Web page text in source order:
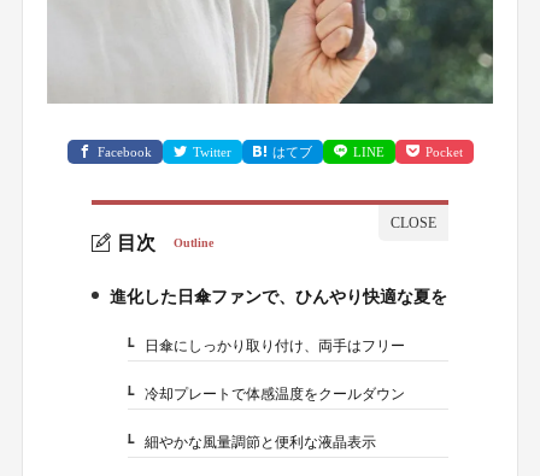
Facebook Twitter はてブ LINE Pocket
目次 Outline
1.
進化した日傘ファンで、ひんやり快適な夏を
1-1.日傘にしっかり取り付け、両手はフリー
1-2.冷却プレートで体感温度をクールダウン
1-3.細やかな風量調節と便利な液晶表示